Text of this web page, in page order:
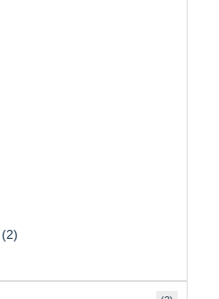
(2)